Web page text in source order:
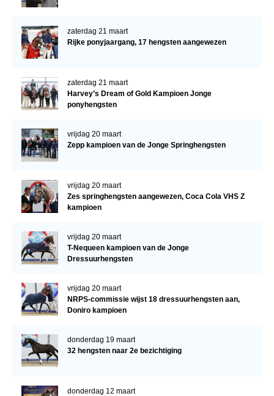
zaterdag 21 maart
Rijke ponyjaargang, 17 hengsten aangewezen
zaterdag 21 maart
Harvey’s Dream of Gold Kampioen Jonge
ponyhengsten
vrijdag 20 maart
Zepp kampioen van de Jonge Springhengsten
vrijdag 20 maart
Zes springhengsten aangewezen, Coca Cola VHS Z
kampioen
vrijdag 20 maart
T-Nequeen kampioen van de Jonge
Dressuurhengsten
vrijdag 20 maart
NRPS-commissie wijst 18 dressuurhengsten aan,
Doniro kampioen
donderdag 19 maart
32 hengsten naar 2e bezichtiging
donderdag 12 maart